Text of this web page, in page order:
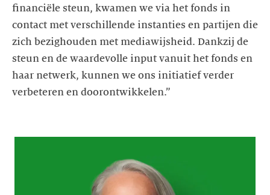
financiële steun, kwamen we via het fonds in
contact met verschillende instanties en partijen die
zich bezighouden met mediawijsheid. Dankzij de
steun en de waardevolle input vanuit het fonds en
haar netwerk, kunnen we ons initiatief verder
verbeteren en doorontwikkelen.”